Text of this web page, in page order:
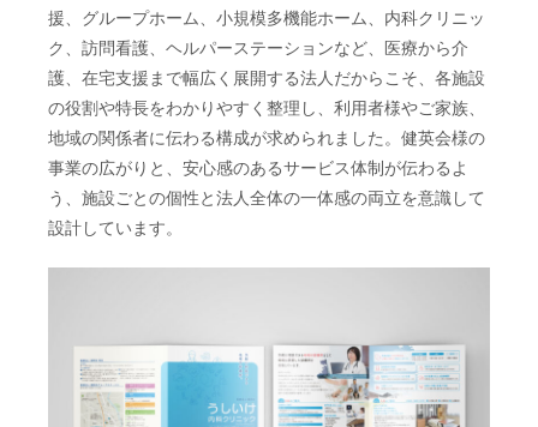
援、グループホーム、小規模多機能ホーム、内科クリニッ
ク、訪問看護、ヘルパーステーションなど、医療から介
護、在宅支援まで幅広く展開する法人だからこそ、各施設
の役割や特長をわかりやすく整理し、利用者様やご家族、
地域の関係者に伝わる構成が求められました。健英会様の
事業の広がりと、安心感のあるサービス体制が伝わるよ
う、施設ごとの個性と法人全体の一体感の両立を意識して
設計しています。